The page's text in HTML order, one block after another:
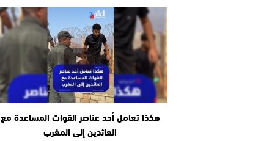
هكذا تعامل أحد عناصر القوات المساعدة مع
العائدين إلى المغرب